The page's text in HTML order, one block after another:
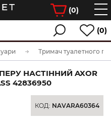
(0)
(0)
Тримач туалетного
НАСТІННИЙ AXOR
42836950
КОД: NAVARA60364